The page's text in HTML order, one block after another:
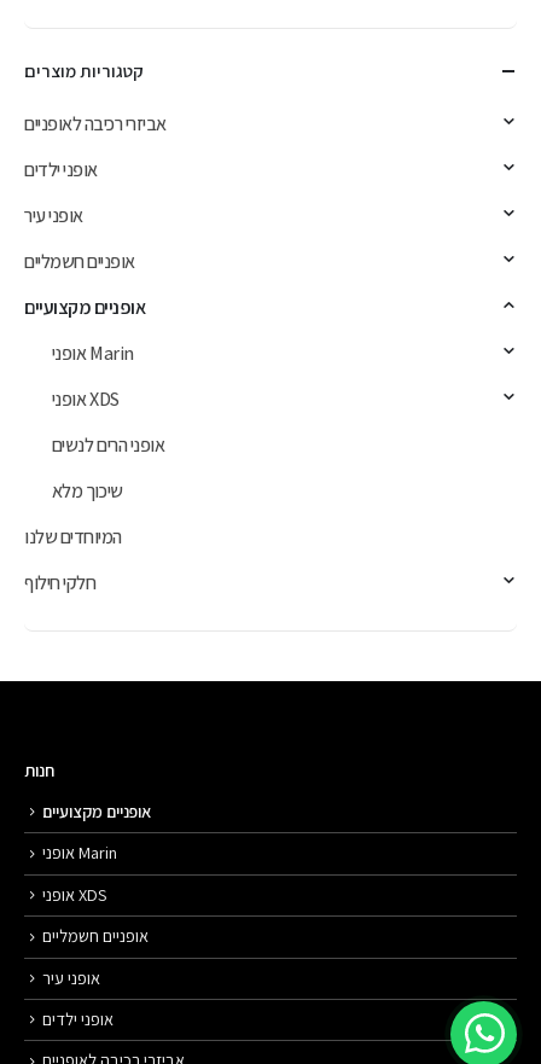
price
price
קטגוריות מוצרים
אביזרי רכיבה לאופניים
אופני ילדים
אופני עיר
אופניים חשמליים
אופניים מקצועיים
אופני Marin
אופני XDS
אופני הרים לנשים
שיכוך מלא
המיוחדים שלנו
חלקי חילוף
חנות
אופניים מקצועיים
אופני Marin
אופני XDS
אופניים חשמליים
אופני עיר
אופני ילדים